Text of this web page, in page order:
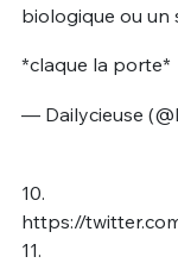
biologique ou un
*claque la porte*
— Dailycieuse
10.
https://
11.